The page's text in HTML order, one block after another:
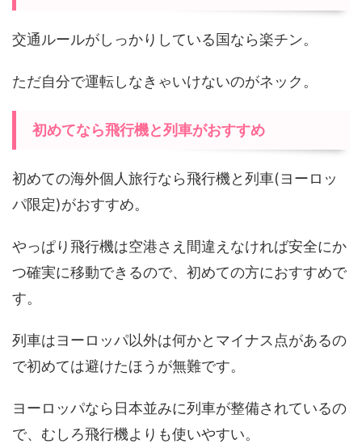
交通ルールがしっかりしている国なら楽チン。
ただ自分で運転しなきゃいけないのがネック。
初めてなら飛行機と列車がおすすめ
初めての海外個人旅行なら飛行機と列車(ヨーロッ
パ限定)がおすすめ。
やっぱり飛行機は空港さえ間違えなければ安全にか
つ確実に移動できるので、初めての方におすすめで
す。
列車はヨーロッパ以外は何かとマイナス点があるの
で初めては避けたほうが無難です。
ヨーロッパなら日本並みに列車が整備されているの
で、むしろ飛行機よりも使いやすい。